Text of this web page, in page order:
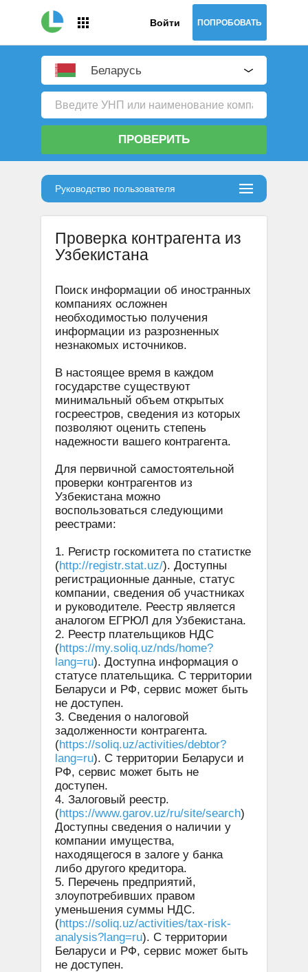
Войти ПОПРОБОВАТЬ
Беларусь
ПРОВЕРИТЬ
Руководство пользователя
Проверка контрагента из
Узбекистана
Поиск информации об иностранных
компаниях осложнен
необходимостью получения
информации из разрозненных
незнакомых источников.
В настоящее время в каждом
государстве существуют
минимальный объем открытых
госреестров, сведения из которых
позволяют оценить степень
надежности вашего контрагента.
Для первичной самостоятельной
проверки контрагентов из
Узбекистана можно
воспользоваться следующими
реестрами:
1. Регистр госкомитета по статистке
(http://registr.stat.uz/). Доступны
регистрационные данные, статус
компании, сведения об участниках
и руководителе. Реестр является
аналогом ЕГРЮЛ для Узбекистана.
2. Реестр плательщиков НДС
(https://my.soliq.uz/nds/home?
lang=ru). Доступна информация о
статусе плательщика. С территории
Беларуси и РФ, сервис может быть
не доступен.
3. Сведения о налоговой
задолженности контрагента.
(https://soliq.uz/activities/debtor?
lang=ru). С территории Беларуси и
РФ, сервис может быть не
доступен.
4. Залоговый реестр.
(https://www.garov.uz/ru/site/search)
Доступны сведения о наличии у
компании имущества,
находящегося в залоге у банка
либо другого кредитора.
5. Перечень предприятий,
злоупотребивших правом
уменьшения суммы НДС.
(https://soliq.uz/activities/tax-risk-
analysis?lang=ru). С территории
Беларуси и РФ, сервис может быть
не доступен.